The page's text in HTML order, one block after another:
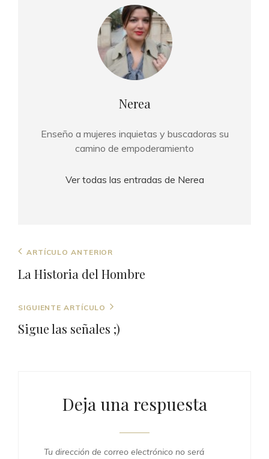
Autor:
Nerea
Enseño a mujeres inquietas y buscadoras su
camino de empoderamiento
Ver todas las entradas de Nerea
Navegación
de
Entrada
anterior
ARTÍCULO ANTERIOR
La Historia del Hombre
Entrada
siguiente
SIGUIENTE ARTÍCULO
Sigue las señales ;)
Deja una respuesta
Tu dirección de correo electrónico no será